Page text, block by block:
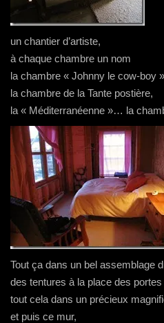
un chantier d’artiste,
à chaque chambre un nom
la chambre « Johnny le cow-boy »
la chambre de la Tante postière,
la « Méditerranéenne »… la
Tout ça dans un bel assemblage
des tentures à la place des portes
tout cela dans un précieux
et puis ce mur,